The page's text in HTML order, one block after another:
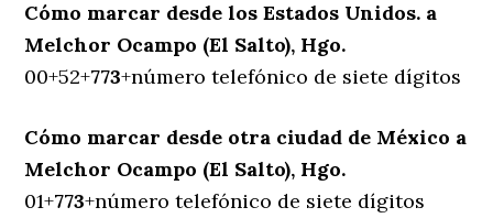
Cómo marcar desde los Estados Unidos. a
Melchor Ocampo (El Salto), Hgo.
00+52+773+número telefónico de siete dígitos
Cómo marcar desde otra ciudad de México a
Melchor Ocampo (El Salto), Hgo.
01+773+número telefónico de siete dígitos